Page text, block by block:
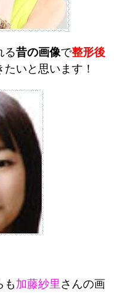
る昔の画像で整形後
たいと思います！
も加藤紗里さんの画